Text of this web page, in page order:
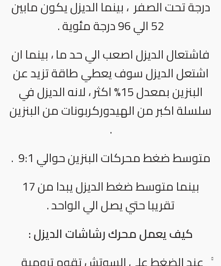
درجة تحت الصفر ، بينما الديزل يكون مابين
52 الي 96 درجة مئوية .
فاشتعال الديزل اصعب الي حد ما ، بينما ان
اشتعل الديزل سوف يعطي طاقة تزيد عن
البنزين بمعدل 15% اكثر ، لانه الديزل في
سلسلة اكبر من الهيدوركربونات من البنزين
.
متوسط ضغط محركات البنزين حوالي 9:1 .
بينما متوسط ضغط الديزل يبدا من 17
تقريبا حتي يصل الي الواحد .
كيف يعمل محرك رشاشات الديزل :